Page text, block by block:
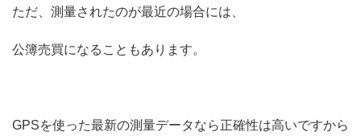
ただ、測量されたのが最近の場合には、
公簿売買になることもあります。
GPSを使った最新の測量データなら正確性は高いですから